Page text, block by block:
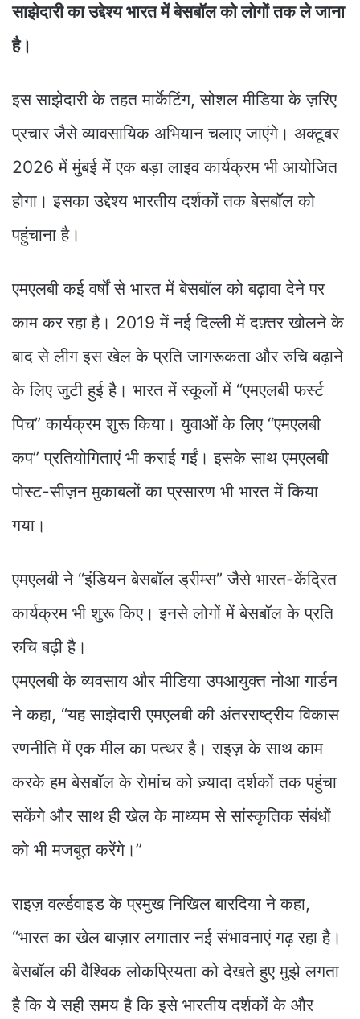
साझेदारी का उद्देश्य भारत में बेसबॉल को लोगों तक ले जाना
है।
इस साझेदारी के तहत मार्केटिंग, सोशल मीडिया के ज़रिए
प्रचार जैसे व्यावसायिक अभियान चलाए जाएंगे। अक्टूबर
2026 में मुंबई में एक बड़ा लाइव कार्यक्रम भी आयोजित
होगा। इसका उद्देश्य भारतीय दर्शकों तक बेसबॉल को
पहुंचाना है।
एमएलबी कई वर्षों से भारत में बेसबॉल को बढ़ावा देने पर
काम कर रहा है। 2019 में नई दिल्ली में दफ़्तर खोलने के
बाद से लीग इस खेल के प्रति जागरूकता और रुचि बढ़ाने
के लिए जुटी हुई है। भारत में स्कूलों में “एमएलबी फर्स्ट
पिच” कार्यक्रम शुरू किया। युवाओं के लिए “एमएलबी
कप” प्रतियोगिताएं भी कराई गईं। इसके साथ एमएलबी
पोस्ट-सीज़न मुकाबलों का प्रसारण भी भारत में किया
गया।
एमएलबी ने “इंडियन बेसबॉल ड्रीम्स” जैसे भारत-केंद्रित
कार्यक्रम भी शुरू किए। इनसे लोगों में बेसबॉल के प्रति
रुचि बढ़ी है।
एमएलबी के व्यवसाय और मीडिया उपआयुक्त नोआ गार्डन
ने कहा, “यह साझेदारी एमएलबी की अंतरराष्ट्रीय विकास
रणनीति में एक मील का पत्थर है। राइज़ के साथ काम
करके हम बेसबॉल के रोमांच को ज़्यादा दर्शकों तक पहुंचा
सकेंगे और साथ ही खेल के माध्यम से सांस्कृतिक संबंधों
को भी मजबूत करेंगे।”
राइज़ वर्ल्डवाइड के प्रमुख निखिल बारदिया ने कहा,
“भारत का खेल बाज़ार लगातार नई संभावनाएं गढ़ रहा है।
बेसबॉल की वैश्विक लोकप्रियता को देखते हुए मुझे लगता
है कि ये सही समय है कि इसे भारतीय दर्शकों के और